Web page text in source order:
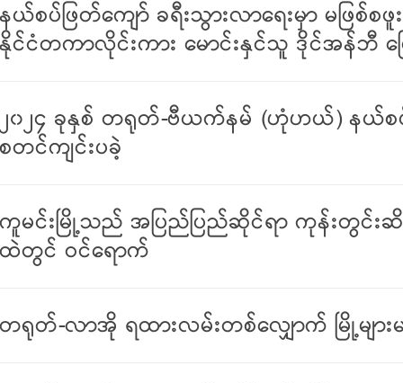
နယ်စပ်ဖြတ်ကျော် ခရီးသွားလာရေးမှာ မ
နိုင်ငံတကာလိုင်းကား မောင်းနှင်သူ ဒိုင်အန်ဘီ ပ
၂၀၂၄ ခုနှစ် တရုတ်-ဗီယက်နမ် (ဟုံဟယ်) နယ်စပ်
စတင်ကျင်းပခဲ့
ကူမင်းမြို့သည် အပြည်ပြည်ဆိုင်ရာ ကုန်းတွင်
ထဲတွင် ဝင်ရောက်
တရုတ်-လာအို ရထားလမ်းတစ်လျှောက် မြို့မျ